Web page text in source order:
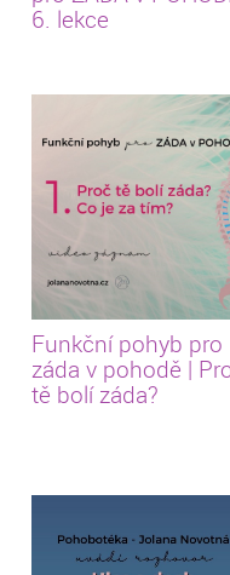
6. lekce
Funkční pohyb pro
záda v pohodě |
tě bolí záda?